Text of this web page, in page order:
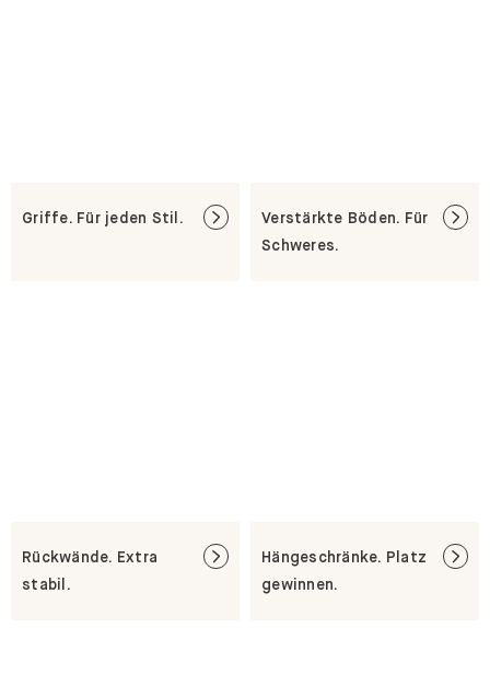
Griffe. Für jeden Stil.
Verstärkte Böden. Für
Schweres.
Rückwände. Extra
stabil.
Hängeschränke. Platz
gewinnen.